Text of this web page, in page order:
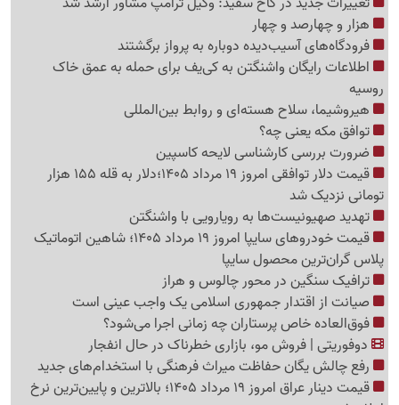
هزار و چهارصد و چهار
فرودگاه‌های آسیب‌دیده دوباره به پرواز برگشتند
اطلاعات رایگان واشنگتن به کی‌یف برای حمله به عمق خاک
روسیه
هیروشیما، سلاح هسته‌ای و روابط بین‌المللی
توافق مکه یعنی چه؟
ضرورت بررسی کارشناسی لایحه کاسپین
قیمت دلار توافقی امروز 19 مرداد 1405؛دلار به قله 155 هزار
تومانی نزدیک شد
تهدید صهیونیست‌ها به رویارویی با واشنگتن
قیمت خودروهای سایپا امروز 19 مرداد 1405؛ شاهین اتوماتیک
پلاس گران‌ترین محصول سایپا
ترافیک سنگین در محور چالوس و هراز
صیانت از اقتدار جمهوری اسلامی یک واجب عینی است
فوق‌العاده خاص پرستاران چه زمانی اجرا می‌شود؟
دوفوریتی | فروش مو، بازاری خطرناک در حال انفجار
رفع چالش یگان حفاظت میراث فرهنگی با استخدام‌های جدید
قیمت دینار عراق امروز 19 مرداد 1405؛ بالاترین و پایین‌ترین نرخ